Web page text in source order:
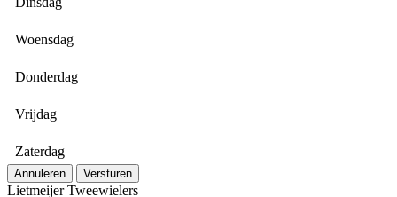
Woensdag
Donderdag
Vrijdag
Zaterdag
Annuleren Versturen
Lietmeijer Tweewielers